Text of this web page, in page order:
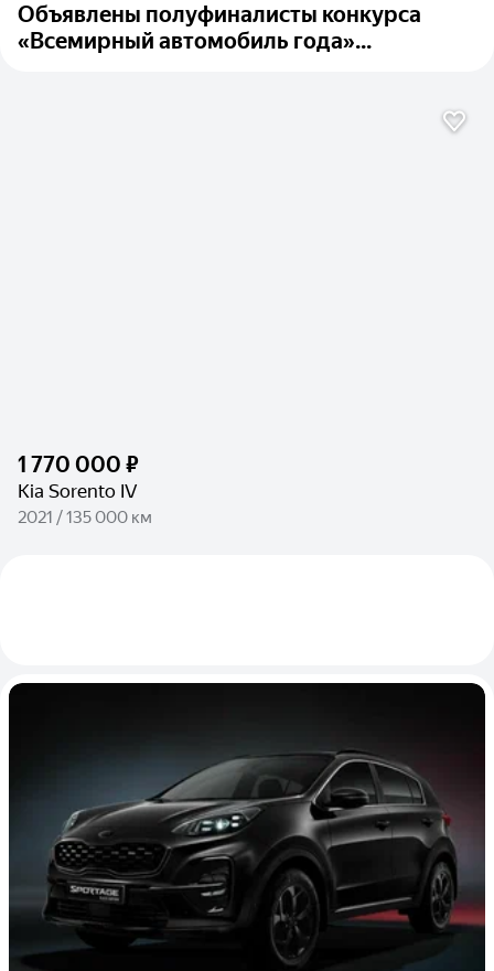
Объявлены полуфиналисты конкурса
«Всемирный автомобиль года»...
1 770 000 ₽
Kia Sorento IV
2021 / 135 000 км